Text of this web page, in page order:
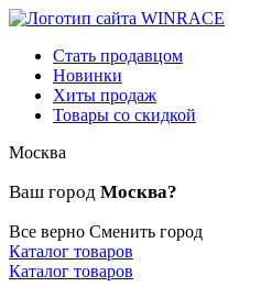
Стать продавцом
Новинки
Хиты продаж
Товары со скидкой
Москва
Ваш город Москва?
Все верно Сменить город
Каталог товаров
Каталог товаров